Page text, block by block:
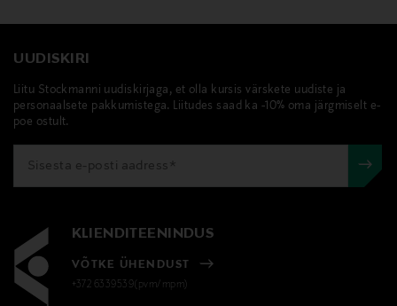
UUDISKIRI
Liitu Stockmanni uudiskirjaga, et olla kursis värskete uudiste ja
personaalsete pakkumistega. Liitudes saad ka -10% oma järgmiselt e-
poe ostult.
KLIENDITEENINDUS
VÕTKE ÜHENDUST
+372 6339539(pvm/mpm)